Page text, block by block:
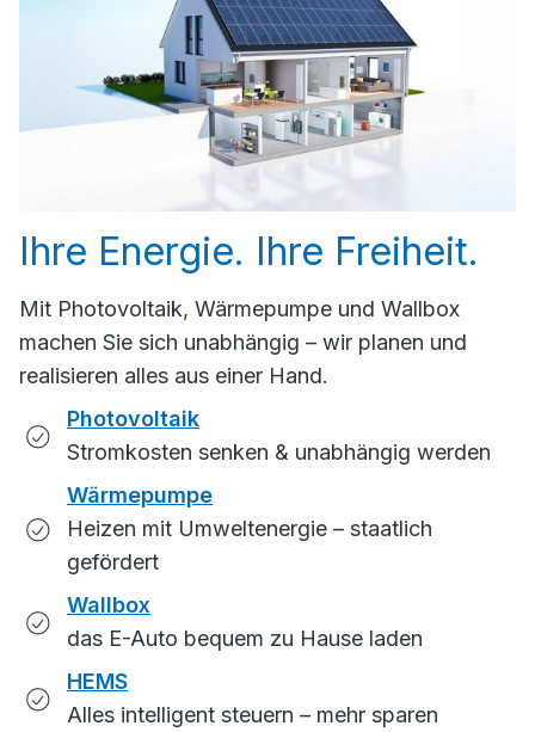
Ihre Energie. Ihre Freiheit.
Mit Photovoltaik, Wärmepumpe und Wallbox
machen Sie sich unabhängig – wir planen und
realisieren alles aus einer Hand.
Photovoltaik
Stromkosten senken & unabhängig werden
Wärmepumpe
Heizen mit Umweltenergie – staatlich
gefördert
Wallbox
das E-Auto bequem zu Hause laden
HEMS
Alles intelligent steuern – mehr sparen